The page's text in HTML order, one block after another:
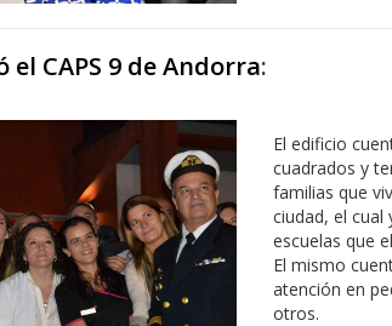
CAPS 9 de Andorra:
El edificio
cuadrados y
familias que
ciudad, el cual
escuelas que
El mismo
atención en
otros.